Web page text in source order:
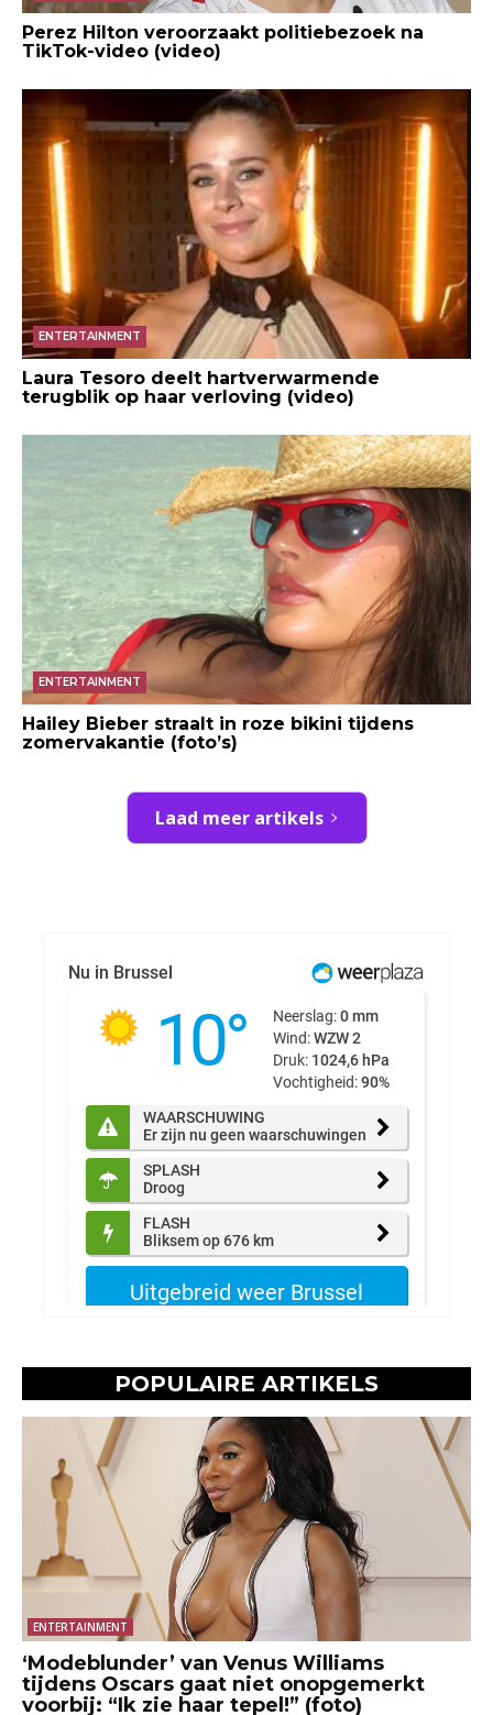
Perez Hilton veroorzaakt politiebezoek na
TikTok-video (video)
ENTERTAINMENT
Laura Tesoro deelt hartverwarmende
terugblik op haar verloving (video)
ENTERTAINMENT
Hailey Bieber straalt in roze bikini tijdens
zomervakantie (foto’s)
Laad meer artikels
POPULAIRE ARTIKELS
ENTERTAINMENT
‘Modeblunder’ van Venus Williams
tijdens Oscars gaat niet onopgemerkt
voorbij: “Ik zie haar tepel!” (foto)